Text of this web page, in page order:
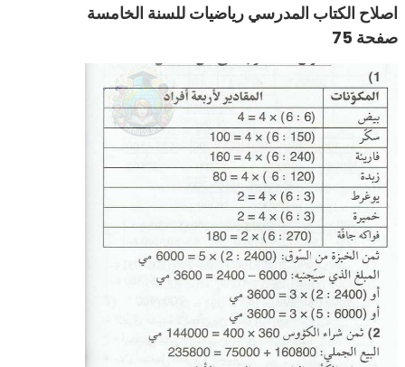
اصلاح الكتاب المدرسي رياضيات للسنة الخامسة
صفحة 75